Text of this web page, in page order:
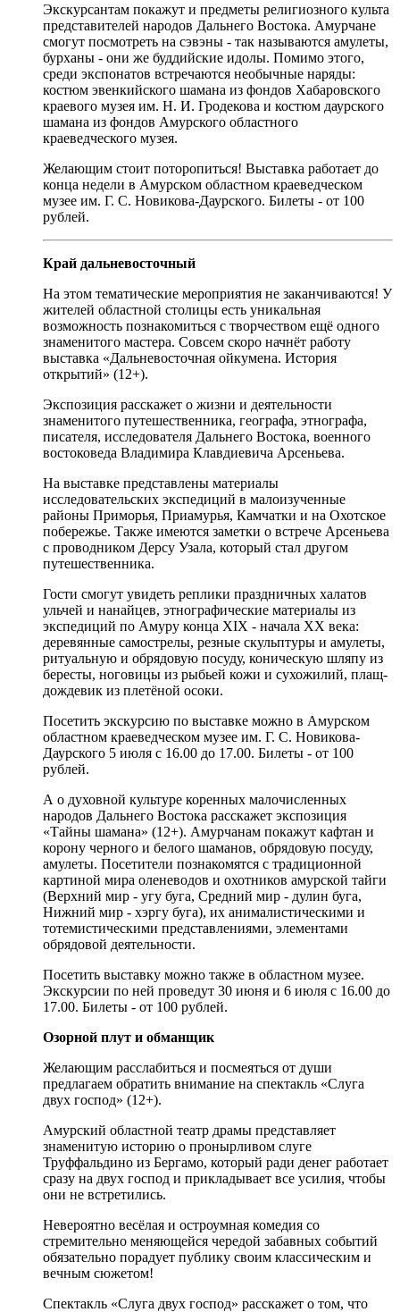
Экскурсантам покажут и предметы религиозного культа
представителей народов Дальнего Востока. Амурчане
смогут посмотреть на сэвэны - так называются амулеты,
бурханы - они же буддийские идолы. Помимо этого,
среди экспонатов встречаются необычные наряды:
костюм эвенкийского шамана из фондов Хабаровского
краевого музея им. Н. И. Гродекова и костюм даурского
шамана из фондов Амурского областного
краеведческого музея.
Желающим стоит поторопиться! Выставка работает до
конца недели в Амурском областном краеведческом
музее им. Г. С. Новикова-Даурского. Билеты - от 100
рублей.
Край дальневосточный
На этом тематические мероприятия не заканчиваются! У
жителей областной столицы есть уникальная
возможность познакомиться с творчеством ещё одного
знаменитого мастера. Совсем скоро начнёт работу
выставка «Дальневосточная ойкумена. История
открытий» (12+).
Экспозиция расскажет о жизни и деятельности
знаменитого путешественника, географа, этнографа,
писателя, исследователя Дальнего Востока, военного
востоковеда Владимира Клавдиевича Арсеньева.
На выставке представлены материалы
исследовательских экспедиций в малоизученные
районы Приморья, Приамурья, Камчатки и на Охотское
побережье. Также имеются заметки о встрече Арсеньева
с проводником Дерсу Узала, который стал другом
путешественника.
Гости смогут увидеть реплики праздничных халатов
ульчей и нанайцев, этнографические материалы из
экспедиций по Амуру конца XIX - начала XX века:
деревянные самострелы, резные скульптуры и амулеты,
ритуальную и обрядовую посуду, коническую шляпу из
бересты, ноговицы из рыбьей кожи и сухожилий, плащ-
дождевик из плетёной осоки.
Посетить экскурсию по выставке можно в Амурском
областном краеведческом музее им. Г. С. Новикова-
Даурского 5 июля с 16.00 до 17.00. Билеты - от 100
рублей.
А о духовной культуре коренных малочисленных
народов Дальнего Востока расскажет экспозиция
«Тайны шамана» (12+). Амурчанам покажут кафтан и
корону черного и белого шаманов, обрядовую посуду,
амулеты. Посетители познакомятся с традиционной
картиной мира оленеводов и охотников амурской тайги
(Верхний мир - угу буга, Средний мир - дулин буга,
Нижний мир - хэргу буга), их анималистическими и
тотемистическими представлениями, элементами
обрядовой деятельности.
Посетить выставку можно также в областном музее.
Экскурсии по ней проведут 30 июня и 6 июля с 16.00 до
17.00. Билеты - от 100 рублей.
Озорной плут и обманщик
Желающим расслабиться и посмеяться от души
предлагаем обратить внимание на спектакль «Слуга
двух господ» (12+).
Амурский областной театр драмы представляет
знаменитую историю о пронырливом слуге
Труффальдино из Бергамо, который ради денег работает
сразу на двух господ и прикладывает все усилия, чтобы
они не встретились.
Невероятно весёлая и остроумная комедия со
стремительно меняющейся чередой забавных событий
обязательно порадует публику своим классическим и
вечным сюжетом!
Спектакль «Слуга двух господ» расскажет о том, что